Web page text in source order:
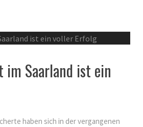
im Saarland ist ein
haben sich in der vergangenen